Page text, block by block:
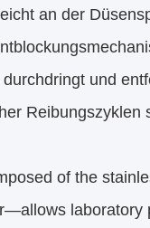
an der
und
Reibungszyklen
of the
laboratory